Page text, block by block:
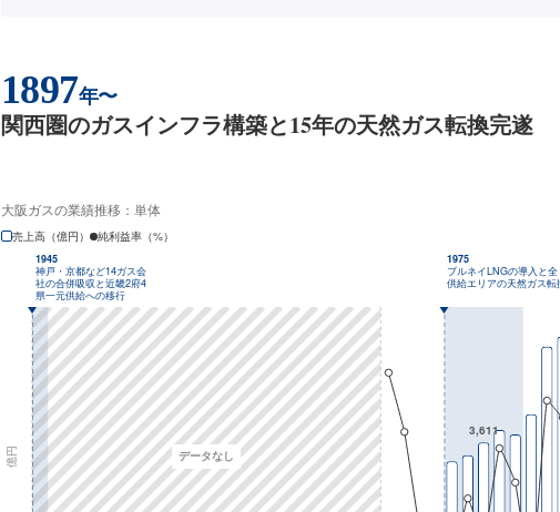
1897年〜
関西圏のガスインフラ構築と15年の天然ガス転換完遂
大阪ガスの業績推移：単体
売上高（億円）
純利益率（%）